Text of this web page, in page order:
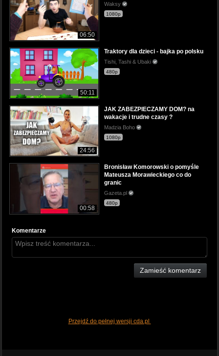
06:50
Waksy
1080p
50:11
Traktory dla dzieci - bajka po polsku
Tishi, Tashi & Ubaki
480p
24:56
JAK ZABEZPIECZAMY DOM? na
wakacje i trudne czasy ?
Madzia Boho
1080p
00:58
Bronisław Komorowski o pomyśle
Mateusza Morawieckiego co do
granic
Gazeta.pl
480p
Komentarze
Zamieść komentarz
Przejdź do pełnej wersji cda.pl